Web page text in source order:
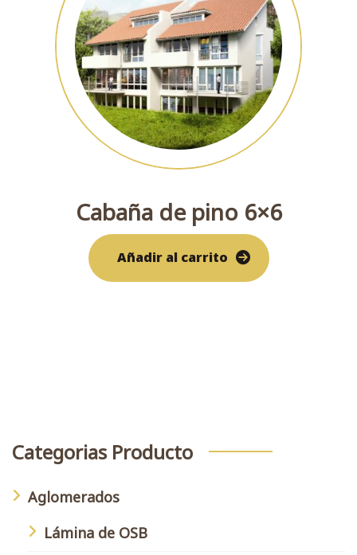
Cabaña de pino 6×6
Añadir al carrito
Categorias Producto
Aglomerados
Lámina de OSB